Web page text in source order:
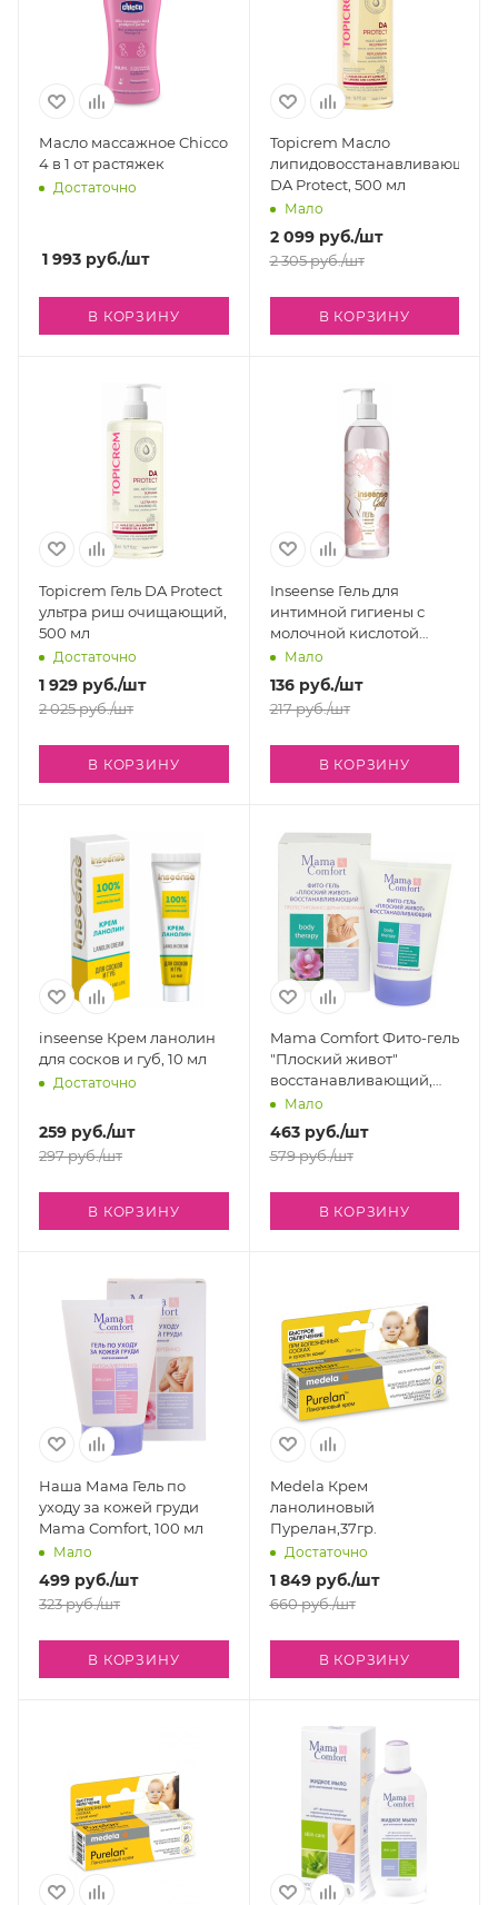
Масло массажное Chicco
4 в 1 от растяжек
Достаточно
1 993 руб./шт
В КОРЗИНУ
Topicrem Масло
липидовосстанавливающее
DA Protect, 500 мл
Мало
2 099руб./шт
2 305руб./шт
В КОРЗИНУ
Topicrem Гель DA Protect
ультра риш очищающий,
500 мл
Достаточно
1 929 руб./шт
2 025руб./шт
В КОРЗИНУ
Inseense Гель для
интимной гигиены с
молочной кислотой
Gold, 250 мл
Мало
136руб./шт
217руб./шт
В КОРЗИНУ
inseense Крем ланолин
для сосков и губ, 10 мл
Достаточно
259 руб./шт
297руб./шт
В КОРЗИНУ
Mama Comfort Фито-гель
"Плоский живот"
восстанавливающий,
100 гМало
463руб./шт
579руб./шт
В КОРЗИНУ
Наша Мама Гель по
уходу за кожей груди
Mama Comfort, 100 мл
Мало
499 руб./шт
323руб./шт
В КОРЗИНУ
Medela Крем
ланолиновый
Пурелан,37гр.
Достаточно
1 849руб./шт
660руб./шт
В КОРЗИНУ